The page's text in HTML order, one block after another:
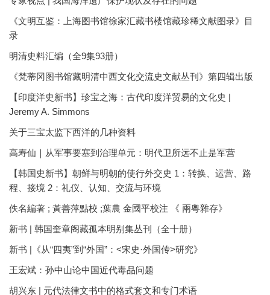
《文明互鉴：上海图书馆徐家汇藏书楼馆藏珍稀文献图录》目
录
明清史料汇编（全9集93册）
《梵蒂冈图书馆藏明清中西文化交流史文献丛刊》第四辑出版
【印度洋史新书】珍宝之海：古代印度洋贸易的文化史 |
Jeremy A. Simmons
关于三宝太监下西洋的几种资料
高寿仙｜从军事要塞到治理单元：明代卫所远不止是军营
【韩国史新书】朝鲜与明朝的使行外交史 1：转换、运营、路
程、接境 2：礼仪、认知、交流与环境
佚名編著 ; 黃善萍點校 ;葉農 金國平校注 《 兩粵雜存》
新书 | 韩国奎章阁藏孤本明别集丛刊（全十册）
新书 |《从“四夷”到“外国”：<宋史·外国传>研究》
王宏斌：孙中山论中国近代毒品问题
胡兴东 | 元代法律文书中的格式套文和专门术语